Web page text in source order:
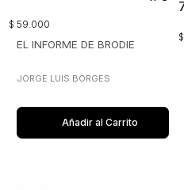
$ 59.000
EL INFORME DE BRODIE
JORGE LUIS BORGES
Añadir al Carrito
$